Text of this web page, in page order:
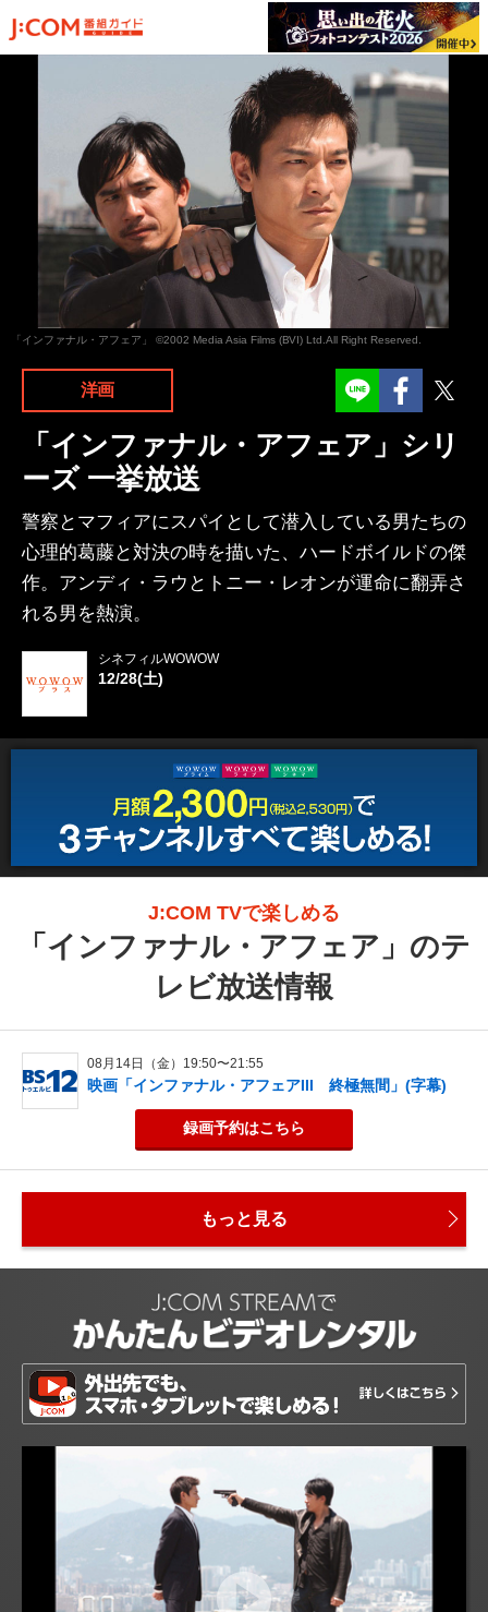
「インファナル・アフェア」 ©2002 Media Asia Films (BVI) Ltd.All Right Reserved.
洋画
「インファナル・アフェア」シリ
ーズ 一挙放送
警察とマフィアにスパイとして潜入している男たちの
心理的葛藤と対決の時を描いた、ハードボイルドの傑
作。アンディ・ラウとトニー・レオンが運命に翻弄さ
れる男を熱演。
シネフィルWOWOW
12/28(土)
J:COM TVで楽しめる
「 インファナル・アフェア 」のテ
レビ放送情報
08月14日（金）19:50〜21:55
映画「インファナル・アフェアIII 終極無間」(字幕)
録画予約はこちら
もっと見る